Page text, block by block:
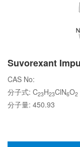
Suvorexant
CAS No:
分子式: C23H23ClN6O2
分子量: 450.93